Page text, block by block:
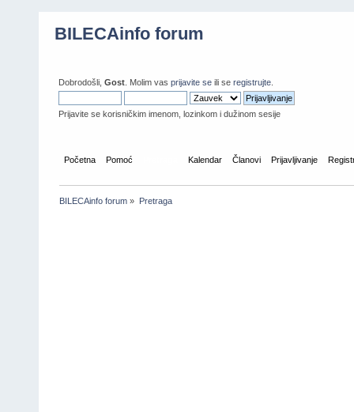
BILECAinfo forum
Dobrodošli, Gost . Molim vas prijavite se ili se registrujte
Prijavite se korisničkim imenom, lozinkom i dužinom sesije
Početna Pomoć Kalendar Članovi Prijavljivanje
BILECAinfo forum » Pretraga